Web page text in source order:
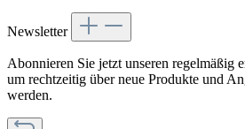
Newsletter
Abonnieren Sie jetzt unseren regelmäßig
um rechtzeitig über neue Produkte und
werden.